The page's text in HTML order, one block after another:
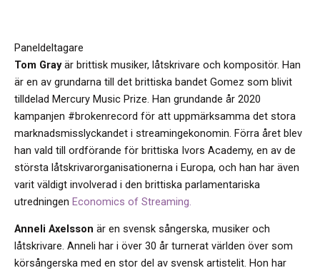
Paneldeltagare
Tom Grayär brittisk musiker, låtskrivare och kompositör. Han
är en av grundarna till det brittiska bandet Gomez som blivit
tilldelad Mercury Music Prize. Han grundande år 2020
kampanjen #brokenrecord för att uppmärksamma det stora
marknadsmisslyckandet i streamingekonomin. Förra året blev
han vald till ordförande för brittiska Ivors Academy, en av de
största låtskrivarorganisationerna i Europa, och han har även
varit väldigt involverad i den brittiska parlamentariska
utredningen Economics of Streaming.
Anneli Axelsson är en svensk sångerska, musiker och
låtskrivare. Anneli har i över 30 år turnerat världen över som
körsångerska med en stor del av svensk artistelit. Hon har